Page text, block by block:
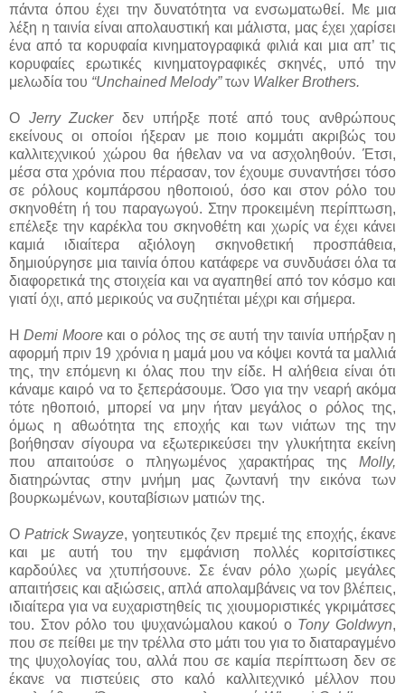
πάντα όπου έχει την δυνατότητα να ενσωματωθεί. Με μια
λέξη η ταινία είναι απολαυστική και μάλιστα, μας έχει χαρίσει
ένα από τα κορυφαία κινηματογραφικά φιλιά και μια απ’ τις
κορυφαίες ερωτικές κινηματογραφικές σκηνές, υπό την
μελωδία του “Unchained Melody”των Walker Brothers.
Ο Jerry Zuckerδεν υπήρξε ποτέ από τους ανθρώπους
εκείνους οι οποίοι ήξεραν με ποιο κομμάτι ακριβώς του
καλλιτεχνικού χώρου θα ήθελαν να να ασχοληθούν. Έτσι,
μέσα στα χρόνια που πέρασαν, τον έχουμε συναντήσει τόσο
σε ρόλους κομπάρσου ηθοποιού, όσο και στον ρόλο του
σκηνοθέτη ή του παραγωγού. Στην προκειμένη περίπτωση,
επέλεξε την καρέκλα του σκηνοθέτη και χωρίς να έχει κάνει
καμιά ιδιαίτερα αξιόλογη σκηνοθετική προσπάθεια,
δημιούργησε μια ταινία όπου κατάφερε να συνδυάσει όλα τα
διαφορετικά της στοιχεία και να αγαπηθεί από τον κόσμο και
γιατί όχι, από μερικούς να συζητιέται μέχρι και σήμερα.
ΗDemi Mooreκαι ο ρόλος της σε αυτή την ταινία υπήρξαν η
αφορμή πριν 19 χρόνια η μαμά μου να κόψει κοντά τα μαλλιά
της, την επόμενη κι όλας που την είδε. Η αλήθεια είναι ότι
κάναμε καιρό να το ξεπεράσουμε. Όσο για την νεαρή ακόμα
τότε ηθοποιό, μπορεί να μην ήταν μεγάλος ο ρόλος της,
όμως η αθωότητα της εποχής και των νιάτων της την
βοήθησαν σίγουρα να εξωτερικεύσει την γλυκήτητα εκείνη
που απαιτούσε ο πληγωμένος χαρακτήρας της Molly,
διατηρώντας στην μνήμη μας ζωντανή την εικόνα των
βουρκωμένων, κουταβίσιων ματιών της.
Ο Patrick Swayze, γοητευτικός ζεν πρεμιέ της εποχής, έκανε
και με αυτή του την εμφάνιση πολλές κοριτσίστικες
καρδούλες να χτυπήσουνε. Σε έναν ρόλο χωρίς μεγάλες
απαιτήσεις και αξιώσεις, απλά απολαμβάνεις να τον βλέπεις,
ιδιαίτερα για να ευχαριστηθείς τις χιουμοριστικές γκριμάτσες
του. Στον ρόλο του ψυχανώμαλου κακού ο Tony Goldwyn,
που σε πείθει με την τρέλλα στο μάτι του για το διαταραγμένο
της ψυχολογίας του, αλλά που σε καμία περίπτωση δεν σε
έκανε να πιστεύεις στο καλό καλλιτεχνικό μέλλον που